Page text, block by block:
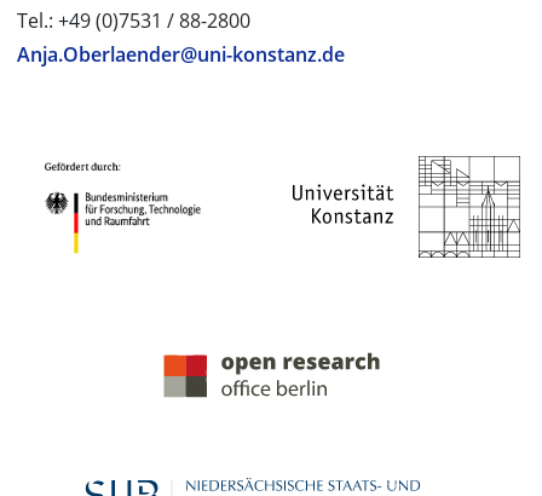
Tel.: +49 (0)7531 / 88-2800
Anja.Oberlaender@uni-konstanz.de